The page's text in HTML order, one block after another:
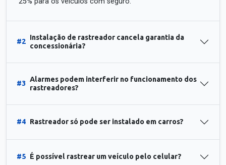
#2
Instalação de rastreador cancela garantia da
concessionária?
#3
Alarmes podem interferir no funcionamento dos
rastreadores?
#4 Rastreador só pode ser instalado em carros?
#5 É possível rastrear um veículo pelo celular?